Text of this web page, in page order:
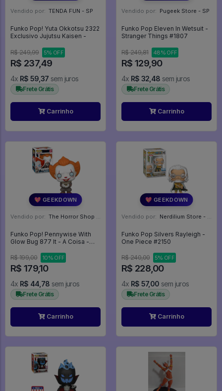
Vendido por: TENDA FUN - SP
Funko Pop! Yuta Okkotsu 2322
Exclusivo Jujutsu Kaisen -
R$ 249,99 5% OFF
R$ 237,49
4x R$ 59,37 sem juros
Frete Grátis
Carrinho
Vendido por: Pugeek Store - SP
Funko Pop Eleven In Wetsuit -
Stranger Things #1807
R$ 249,81 48% OFF
R$ 129,90
4x R$ 32,48 sem juros
Frete Grátis
Carrinho
💖 GEEKDOWN
Vendido por: The Horror Shop - Colecionáveis - MG
Funko Pop! Pennywise With
Glow Bug 877 It - A Coisa -
R$ 199,00
10% OFF
R$ 179,10
4x R$ 44,78 sem juros
Frete Grátis
Carrinho
💖 GEEKDOWN
Vendido por: Nerdilium Store - SP
Funko Pop Silvers Rayleigh -
One Piece #2150
R$ 240,00 5% OFF
R$ 228,00
4x R$ 57,00 sem juros
Frete Grátis
Carrinho